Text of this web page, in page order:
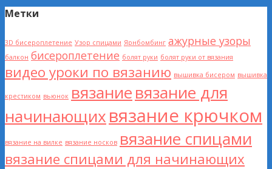
Метки
3D бисероплетение Узор спицами Ярнбомбинг ажурные узоры
балкон бисероплетение болят руки болят руки от вязания
видео уроки по вязанию вышивка бисером вышивка
крестиком вьюнок вязаниевязание для
начинающихвязание крючком
вязание на вилке вязание носков вязание спицами
вязание спицами для начинающих